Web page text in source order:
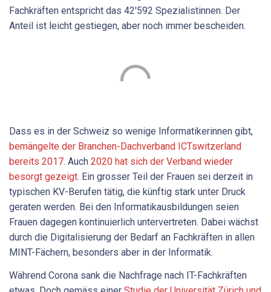
Fachkräften entspricht das 42'592 Spezialistinnen. Der
Anteil ist leicht gestiegen, aber noch immer bescheiden.
Dass es in der Schweiz so wenige Informatikerinnen gibt,
bemängelte der Branchen-Dachverband ICTswitzerland
bereits 2017. Auch 2020 hat sich der Verband wieder
besorgt gezeigt. Ein grosser Teil der Frauen sei derzeit in
typischen KV-Berufen tätig, die künftig stark unter Druck
geraten werden. Bei den Informatikausbildungen seien
Frauen dagegen kontinuierlich untervertreten. Dabei wächst
durch die Digitalisierung der Bedarf an Fachkräften in allen
MINT-Fächern, besonders aber in der Informatik.
Während Corona sank die Nachfrage nach IT-Fachkräften